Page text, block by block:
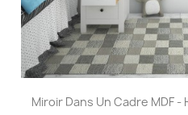
Miroir Dans Un Cadre MDF -